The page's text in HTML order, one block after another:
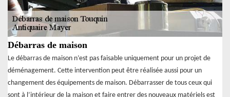
Débarras de maison
Le débarras de maison n’est pas faisable uniquement pour un projet de
déménagement. Cette intervention peut être réalisée aussi pour un
changement des équipements de maison. Débarrasser de tous ceux qui
sont à l’intérieur de la maison et faire entrer des nouveaux matériels est